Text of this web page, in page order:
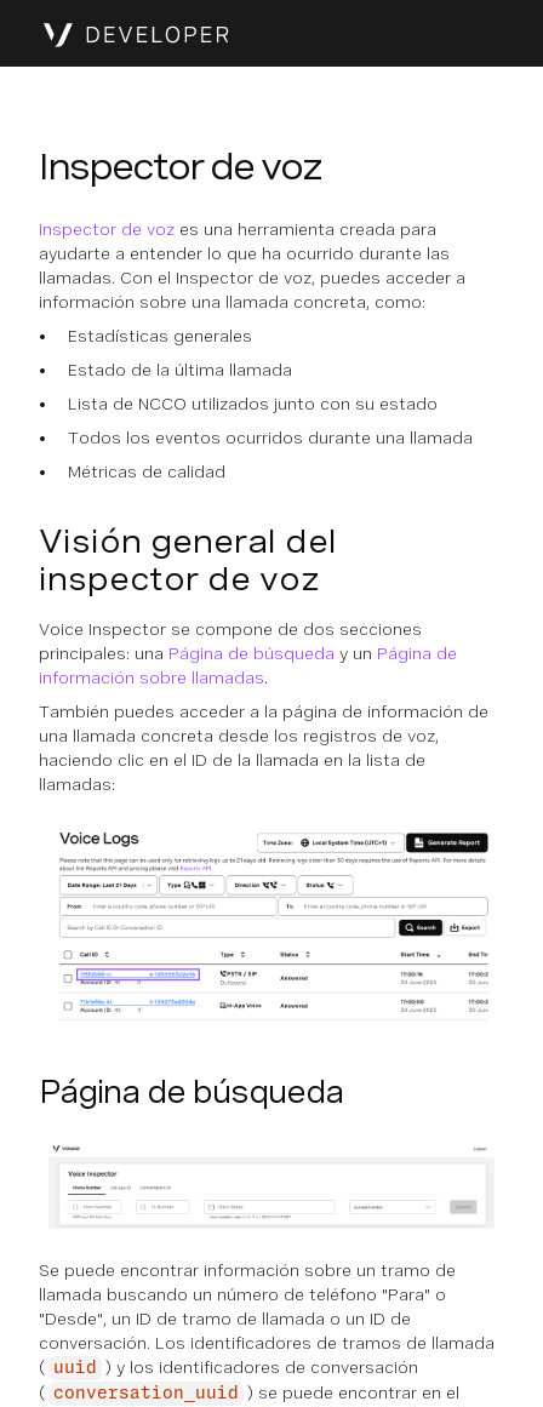
Inspector de voz
Inspector de voz es una herramienta creada para
ayudarte a entender lo que ha ocurrido durante las
llamadas. Con el Inspector de voz, puedes acceder a
información sobre una llamada concreta, como:
Estadísticas generales
Estado de la última llamada
Lista de NCCO utilizados junto con su estado
Todos los eventos ocurridos durante una llamada
Métricas de calidad
Visión general del
inspector de voz
Voice Inspector se compone de dos secciones
principales: una Página de búsqueda y un Página de
información sobre llamadas.
También puedes acceder a la página de información de
una llamada concreta desde los registros de voz,
haciendo clic en el ID de la llamada en la lista de
llamadas:
Página de búsqueda
Se puede encontrar información sobre un tramo de
llamada buscando un número de teléfono "Para" o
"Desde", un ID de tramo de llamada o un ID de
conversación. Los identificadores de tramos de llamada
( uuid
) y los identificadores de conversación
( conversation_uuid
) se puede encontrar en el